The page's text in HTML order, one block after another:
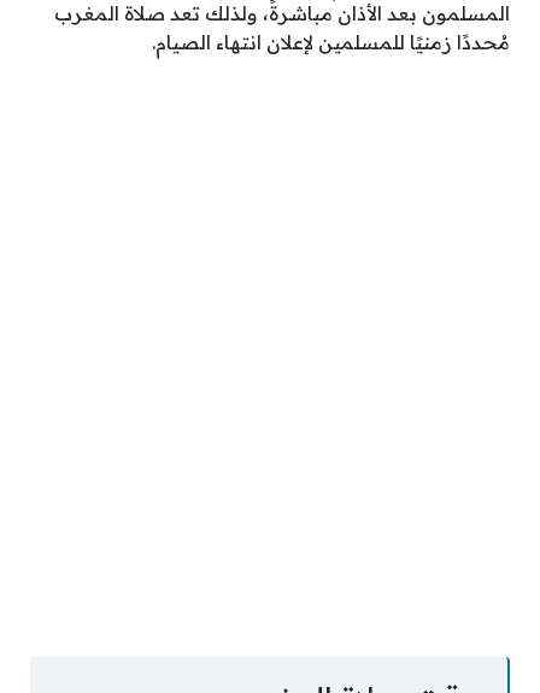
المسلمون بعد الأذان مباشرةً، ولذلك تعد صلاة المغرب
مُحددًا زمنيًا للمسلمين لإعلان انتهاء الصيام.